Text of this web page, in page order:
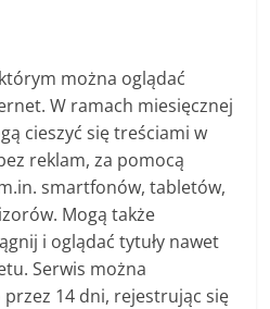
można oglądać
W ramach miesięcznej
cieszyć się treściami w
reklam, za pomocą
smartfonów, tabletów,
Mogą także
i oglądać tytuły nawet
Serwis można
14 dni, rejestrując się